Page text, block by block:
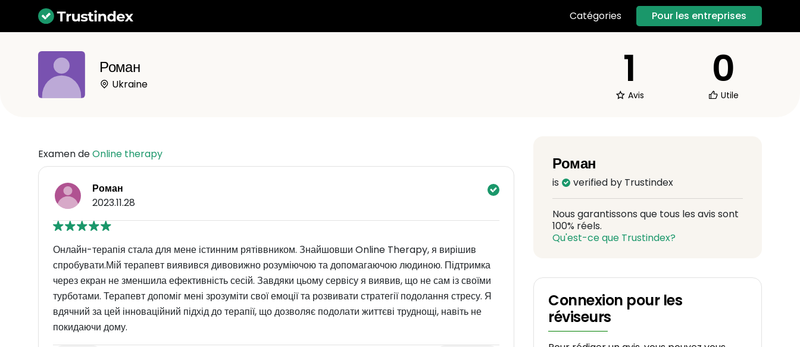
Catégories Pour les entreprises
Роман
Ukraine 1
Avis
0
Utile
Examen deOnline therapy
Роман
2023.11.28
Онлайн-терапія стала для мене істинним рятіввником. Знайшовши Online Therapy, я вирішив
спробувати.Мій терапевт виявився дивовижно розуміючою та допомагаючою людиною. Підтримка
через екран не зменшила ефективність сесій. Завдяки цьому сервісу я виявив, що не сам із своїми
турботами. Терапевт допоміг мені зрозуміти свої емоції та розвивати стратегії подолання стресу. Я
вдячний за цей інноваційний підхід до терапії, що дозволяє подолати життєві труднощі, навіть не
покидаючи дому.
Роман
is verified by Trustindex
Nous garantissons que tous les avis sont
100% réels.
Qu'est-ce que Trustindex?
Connexion pour les
réviseurs